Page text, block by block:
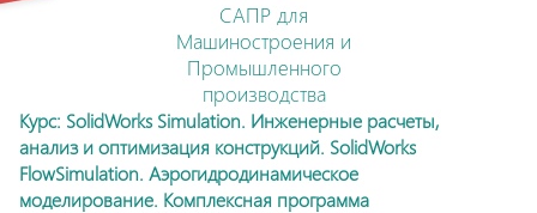
САПР для
Машиностроения и
Промышленного
производства
Курс: SolidWorks Simulation. Инженерные расчеты,
анализ и оптимизация конструкций. SolidWorks
FlowSimulation. Аэрогидродинамическое
моделирование. Комплексная программа